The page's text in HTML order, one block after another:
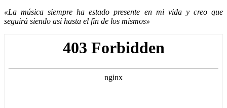
«La música siempre ha estado presente en mi vida y creo que
seguirá siendo así hasta el fin de los mismos»